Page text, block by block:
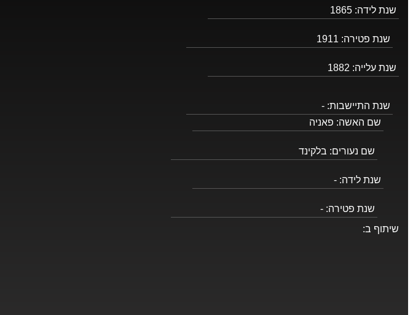
שנת לידה: 1865
שנת פטירה: 1911
שנת עלייה: 1882
שנת התיישבות: -
שם האשה: פאניה
שם נעורים: בלקינד
שנת לידה: -
שנת פטירה: -
שיתוף ב: